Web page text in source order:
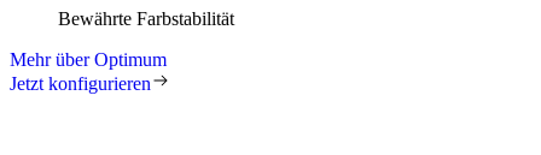
Bewährte Farbstabilität
Mehr über Optimum
Jetzt konfigurieren